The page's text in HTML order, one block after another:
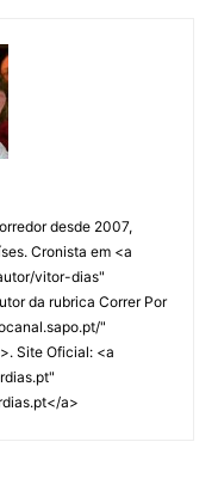
desde 2007,
Cronista em <a
vitor-dias"
da rubrica Correr Por
"
Site Oficial: <a
a>